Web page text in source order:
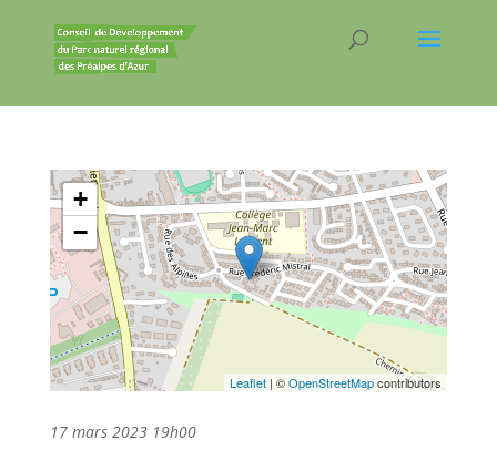
+
−
Leaflet | ©OpenStreetMapcontributors
17 mars 2023 19h00